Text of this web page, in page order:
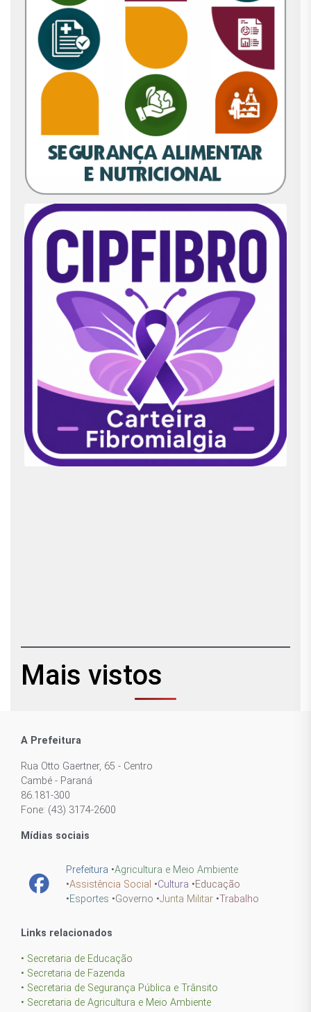
Mais vistos
A Prefeitura
Rua Otto Gaertner, 65 - Centro
Cambé - Paraná
86.181-300
Fone: (43) 3174-2600
Mídias sociais
Prefeitura •Agricultura e Meio Ambiente
•Assistência Social •Cultura •Educação
•Esportes •Governo •Junta Militar •Trabalho
Links relacionados
• Secretaria de Educação
• Secretaria de Fazenda
• Secretaria de Segurança Pública e Trânsito
• Secretaria de Agricultura e Meio Ambiente